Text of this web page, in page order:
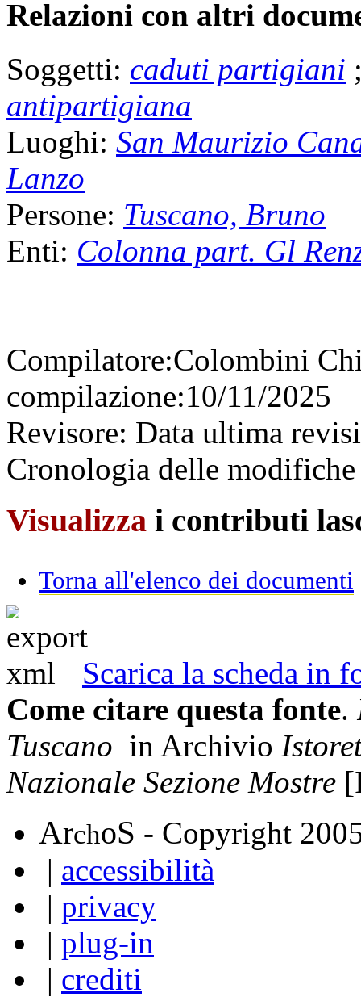
Relazioni con altri
Soggetti: caduti partigiani
antipartigiana
Luoghi: San Maurizio
Lanzo
Persone: Tuscano, Bruno
Enti: Colonna part. Gl
Compilatore:Colombini
compilazione:10/11/2025
Revisore: Data ultima
Cronologia delle
Visualizza i contributi
Torna all'elenco dei documenti
Scarica la scheda in
Come citare questa fonte.
Tuscano in Archivio
Nazionale Sezione Mostre
ArchoS - Copyright
| accessibilità
| privacy
| plug-in
| crediti